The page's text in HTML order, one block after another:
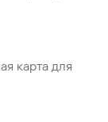
карта для